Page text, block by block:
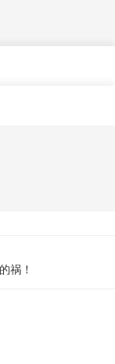
，它们往往静
忽视它的存
行动能力都有
殖器和大腿，
成血尿，所
不及时处
别，年龄愈
浓度高的缘
水，即使踏
。此外，尿路
祸！